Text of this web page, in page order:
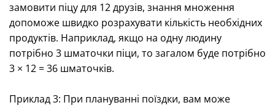
замовити піцу для 12 друзів, знання множення
допоможе швидко розрахувати кількість необхідних
продуктів. Наприклад, якщо на одну людину
потрібно 3 шматочки піци, то загалом буде потрібно
3 × 12 = 36 шматочків.
Приклад 3: При плануванні поїздки, вам може